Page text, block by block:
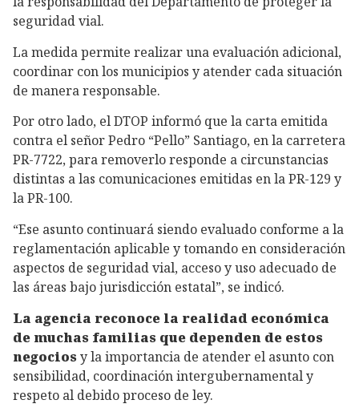
seguridad vial.
La medida permite realizar una evaluación adicional,
coordinar con los municipios y atender cada situación
de manera responsable.
Por otro lado, el DTOP informó que la carta emitida
contra el señor Pedro “Pello” Santiago, en la carretera
PR-7722, para removerlo responde a circunstancias
distintas a las comunicaciones emitidas en la PR-129 y
la PR-100.
“Ese asunto continuará siendo evaluado conforme a la
reglamentación aplicable y tomando en consideración
aspectos de seguridad vial, acceso y uso adecuado de
las áreas bajo jurisdicción estatal”, se indicó.
La agencia reconoce la realidad económica
de muchas familias que dependen de estos
negocios y la importancia de atender el asunto con
sensibilidad, coordinación intergubernamental y
respeto al debido proceso de ley.